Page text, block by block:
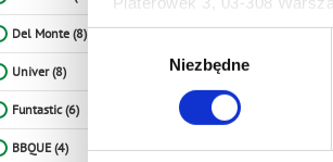
Prywatności.
Ten baner umożliwia
przetwarzaniu danych
Niezbędne
Del Monte (8)
Univer (8)
Funtastic (6)
BBQUE (4)